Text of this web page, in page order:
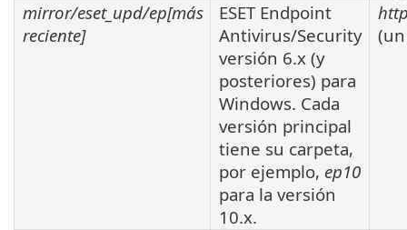
mirror/eset_upd/ep[más
reciente]
ESET Endpoint
Antivirus/Security
versión 6.x (y
posteriores) para
Windows. Cada
versión principal
tiene su carpeta,
por ejemplo, ep10
para la versión
10.x.